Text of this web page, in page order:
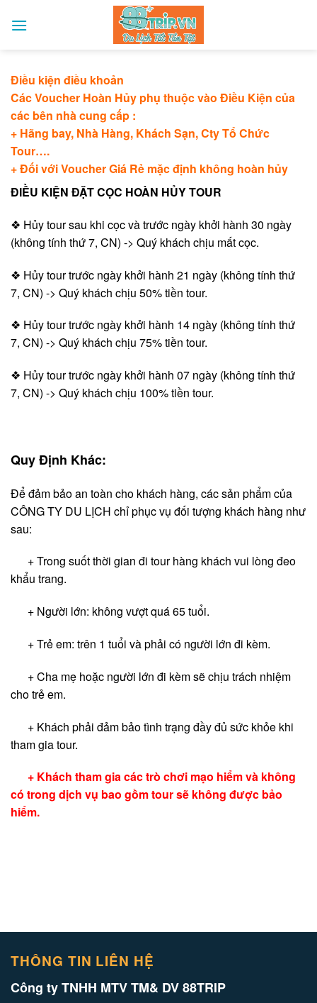
Điều kiện điều khoản
Các Voucher Hoàn Hủy phụ thuộc vào Điều Kiện của
các bên nhà cung cấp :
+ Hãng bay, Nhà Hàng, Khách Sạn, Cty Tổ Chức
Tour….
+ Đối với Voucher Giá Rẻ mặc định không hoàn hủy
ĐIỀU KIỆN ĐẶT CỌC HOÀN HỦY TOUR
❖ Hủy tour sau khi cọc và trước ngày khởi hành 30 ngày
(không tính thứ 7, CN) -> Quý khách chịu mất cọc.
❖ Hủy tour trước ngày khởi hành 21 ngày (không tính thứ
7, CN) -> Quý khách chịu 50% tiền tour.
❖ Hủy tour trước ngày khởi hành 14 ngày (không tính thứ
7, CN) -> Quý khách chịu 75% tiền tour.
❖ Hủy tour trước ngày khởi hành 07 ngày (không tính thứ
7, CN) -> Quý khách chịu 100% tiền tour.
Quy Định Khác:
Để đảm bảo an toàn cho khách hàng, các sản phẩm của
CÔNG TY DU LỊCH chỉ phục vụ đối tượng khách hàng như
sau:
+ Trong suốt thời gian đi tour hàng khách vui lòng đeo
khẩu trang.
+ Người lớn: không vượt quá 65 tuổi.
+ Trẻ em: trên 1 tuổi và phải có người lớn đi kèm.
+ Cha mẹ hoặc người lớn đi kèm sẽ chịu trách nhiệm
cho trẻ em.
+ Khách phải đảm bảo tình trạng đầy đủ sức khỏe khi
tham gia tour.
+ Khách tham gia các trò chơi mạo hiểm và không
có trong dịch vụ bao gồm tour sẽ không được bảo
hiểm.
THÔNG TIN LIÊN HỆ
Công ty TNHH MTV TM& DV 88TRIP